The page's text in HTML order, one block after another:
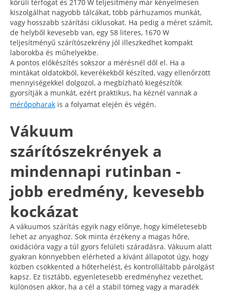
körüli térfogat és 2170 W teljesítmény már kényelmesen
kiszolgálhat nagyobb tálcákat, több párhuzamos munkát,
vagy hosszabb szárítási ciklusokat. Ha pedig a méret számít,
de helyből kevesebb van, egy 58 literes, 1670 W
teljesítményű szárítószekrény jól illeszkedhet kompakt
laborokba és műhelyekbe.
A pontos előkészítés sokszor a mérésnél dől el. Ha a
mintákat oldatokból, keverékekből készíted, vagy ellenőrzött
mennyiségekkel dolgozol, a megbízható kiegészítők
gyorsítják a munkát, ezért praktikus, ha kéznél vannak a
mérőpoharak is a folyamat elején és végén.
Vákuum
szárítószekrények a
mindennapi rutinban -
jobb eredmény, kevesebb
kockázat
A vákuumos szárítás egyik nagy előnye, hogy kíméletesebb
lehet az anyaghoz. Sok minta érzékeny a magas hőre,
oxidációra vagy a túl gyors felületi száradásra. Vákuum alatt
gyakran könnyebben elérheted a kívánt állapotot úgy, hogy
közben csökkented a hőterhelést, és kontrolláltabb párolgást
kapsz. Ez tisztább, egyenletesebb eredményhez vezethet,
különösen akkor, ha a cél a stabil tömeg vagy a maradék